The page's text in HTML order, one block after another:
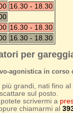
16.30 - 18.30
16.30 - 18.30
16.30 - 18.30
per
agonistica in corso
grandi, nati fino
sul posto.
scrivermi a
chiamarmi al